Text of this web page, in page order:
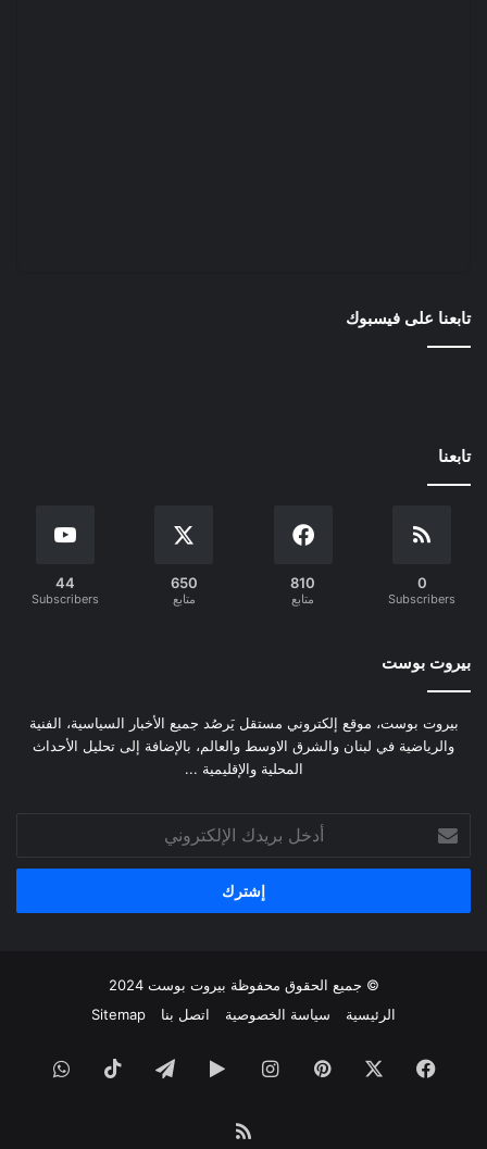
تابعنا على فيسبوك
تابعنا
0
Subscribers
810
متابع
650
متابع
44
Subscribers
بيروت بوست
بيروت بوست، موقع إلكتروني مستقل يَرصُد جميع الأخبار السياسية، الفنية
والرياضية في لبنان والشرق الاوسط والعالم، بالإضافة إلى تحليل الأحداث
المحلية والإقليمية ...
بريدك
الإلكتروني
© جميع الحقوق محفوظة بيروت بوست 2024
الرئيسية
سياسة الخصوصية اتصل بنا Sitemap
فيسبوك بينتيريستانستقرام‏Googleتيلقرام ‫TikTok
ملخص